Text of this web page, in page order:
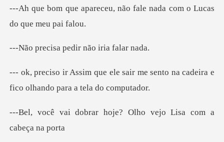
u, não fale nada com o Lu
a pedir não i
sair me sento na cadeira e
fico o
r hoje? Olho vejo Lisa